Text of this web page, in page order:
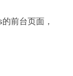
前台页面，